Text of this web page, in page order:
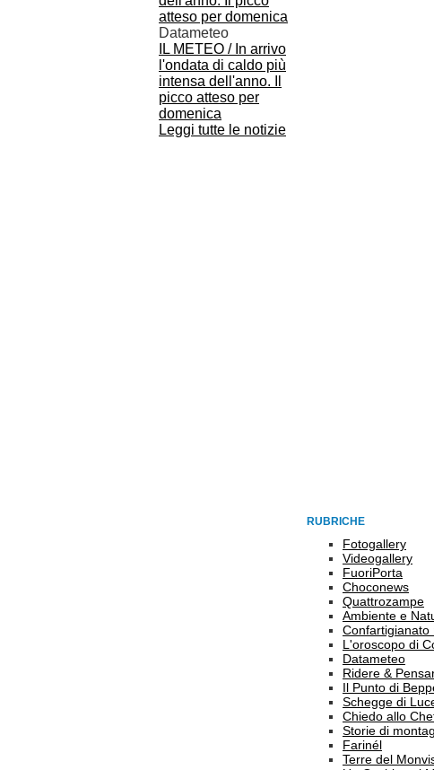
Datameteo
IL METEO / In arrivo
l'ondata di caldo più
intensa dell'anno. Il
picco atteso per
domenica
Leggi tutte le notizie
RUBRICHE
Fotogallery
Videogallery
FuoriPorta
Choconews
Quattrozampe
Ambiente e
Confartigianato
L'oroscopo di
Datameteo
Ridere &
Il Punto di
Schegge di
Chiedo allo
Storie di
Farinél
Terre del